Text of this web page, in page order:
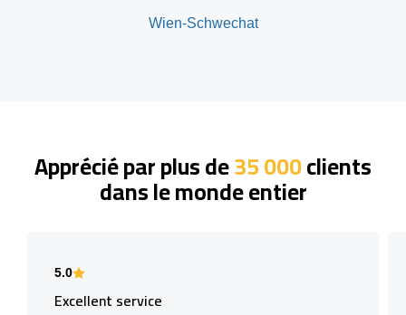
Wien-Schwechat
Apprécié par plus de35 000clients
dans le monde entier
5.0
Excellent service